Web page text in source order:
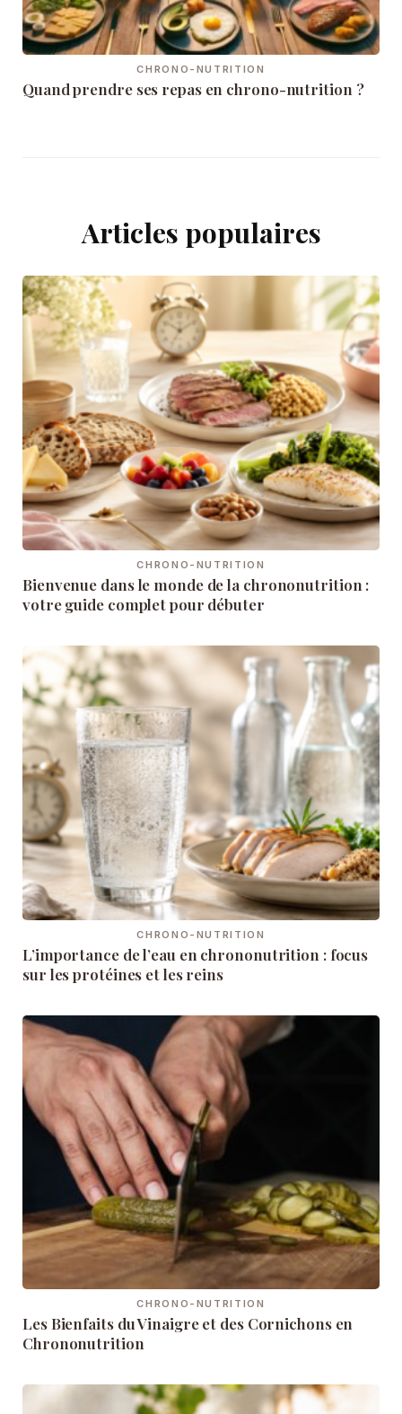
CHRONO-NUTRITION
Quand prendre ses repas en chrono-nutrition ?
Articles populaires
CHRONO-NUTRITION
Bienvenue dans le monde de la chrononutrition :
votre guide complet pour débuter
CHRONO-NUTRITION
L’importance de l’eau en chrononutrition : focus
sur les protéines et les reins
CHRONO-NUTRITION
Les Bienfaits du Vinaigre et des Cornichons en
Chrononutrition